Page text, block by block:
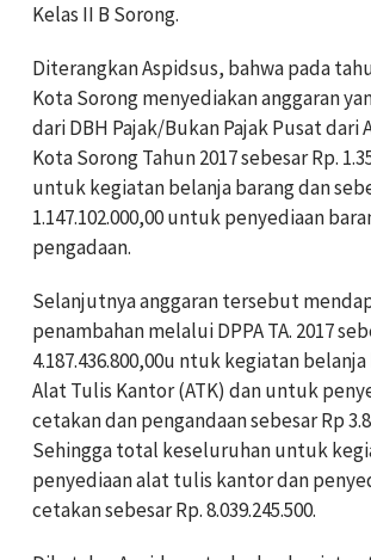
Kelas II B Sorong.
Diterangkan Aspidsus, bahwa pada
Kota Sorong menyediakan anggaran
dari DBH Pajak/Bukan Pajak Pusat dari
Kota Sorong Tahun 2017 sebesar Rp.
untuk kegiatan belanja barang dan
1.147.102.000,00 untuk penyediaan
pengadaan.
Selanjutnya anggaran tersebut
penambahan melalui DPPA TA. 2017
4.187.436.800,00u ntuk kegiatan
Alat Tulis Kantor (ATK) dan untuk
cetakan dan pengandaan sebesar Rp
Sehingga total keseluruhan untuk
penyediaan alat tulis kantor dan
cetakan sebesar Rp. 8.039.245.500.